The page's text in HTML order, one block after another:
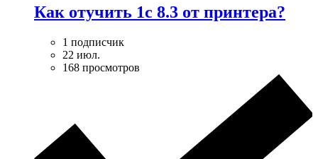
Как отучить 1с 8.3 от принтера?
1 подписчик
22 июл.
168 просмотров